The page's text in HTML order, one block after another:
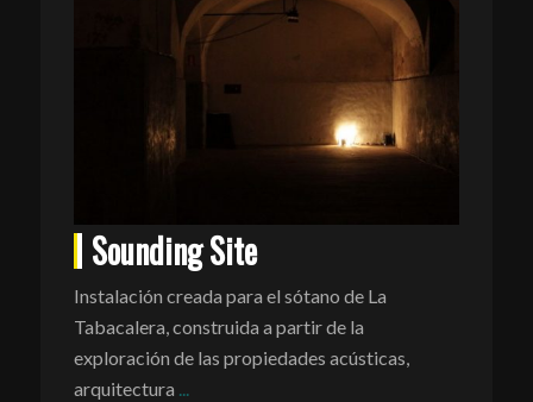
Sounding Site
Instalación creada para el sótano de La
Tabacalera, construida a partir de la
exploración de las propiedades acústicas,
arquitectura ...